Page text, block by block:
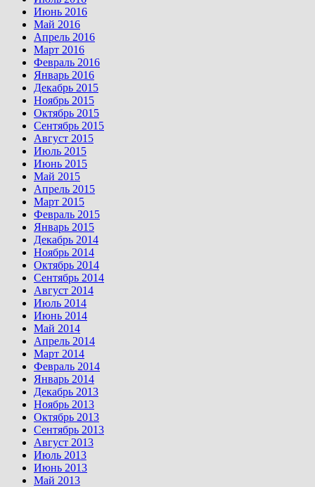
Июнь 2016
Май 2016
Апрель 2016
Март 2016
Февраль 2016
Январь 2016
Декабрь 2015
Ноябрь 2015
Октябрь 2015
Сентябрь 2015
Август 2015
Июль 2015
Июнь 2015
Май 2015
Апрель 2015
Март 2015
Февраль 2015
Январь 2015
Декабрь 2014
Ноябрь 2014
Октябрь 2014
Сентябрь 2014
Август 2014
Июль 2014
Июнь 2014
Май 2014
Апрель 2014
Март 2014
Февраль 2014
Январь 2014
Декабрь 2013
Ноябрь 2013
Октябрь 2013
Сентябрь 2013
Август 2013
Июль 2013
Июнь 2013
Май 2013